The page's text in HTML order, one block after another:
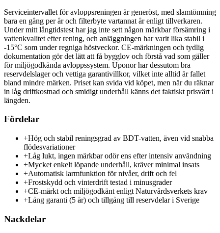
Serviceintervallet för avloppsreningen är generöst, med slamtömning
bara en gång per år och filterbyte vartannat år enligt tillverkaren.
Under mitt långtidstest har jag inte sett någon märkbar försämring i
vattenkvalitet efter rening, och anläggningen har varit lika stabil i
-15°C som under regniga höstveckor. CE-märkningen och tydlig
dokumentation gör det lätt att få bygglov och förstå vad som gäller
för miljögodkända avloppssystem. Uponor har dessutom bra
reservdelslager och vettiga garantivillkor, vilket inte alltid är fallet
bland mindre märken. Priset kan svida vid köpet, men när du räknar
in låg driftkostnad och smidigt underhåll känns det faktiskt prisvärt i
längden.
Fördelar
+Hög och stabil reningsgrad av BDT-vatten, även vid snabba
flödesvariationer
+Låg lukt, ingen märkbar odör ens efter intensiv användning
+Mycket enkelt löpande underhåll, kräver minimal insats
+Automatisk larmfunktion för nivåer, drift och fel
+Frostskydd och vinterdrift testad i minusgrader
+CE-märkt och miljögodkänt enligt Naturvårdsverkets krav
+Lång garanti (5 år) och tillgång till reservdelar i Sverige
Nackdelar